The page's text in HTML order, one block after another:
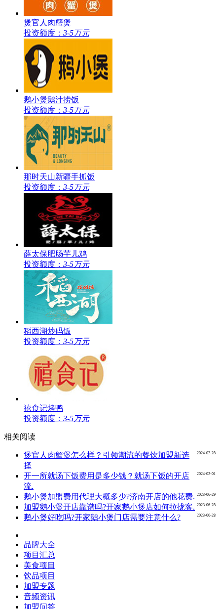
煲官人肉蟹煲
投资额度： 3-5万元
鹅小煲鹅汁捞饭
投资额度： 3-5万元
那时天山新疆手抓饭
投资额度： 3-5万元
薛太保肥肠芋儿鸡
投资额度： 3-5万元
稻西湖炒码饭
投资额度： 3-5万元
禧食记烤鸭
投资额度： 3-5万元
相关阅读
2024-02-28
煲官人肉蟹煲怎么样？引领潮流的餐饮加盟新选
择
2024-02-01
开一所就汤下饭费用是多少钱？就汤下饭的开店
流.
2023-06-29
鹅小煲加盟费用代理大概多少?济南开店的他花费.
2023-06-28
加盟鹅小煲开店靠谱吗?开家鹅小煲店如何拉拢客.
2023-06-28
鹅小煲好吃吗?开家鹅小煲门店需要注意什么?
品牌大全
项目汇总
美食项目
饮品项目
加盟专题
音频资讯
加盟问答